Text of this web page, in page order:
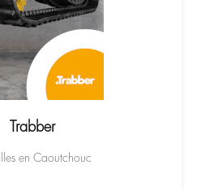
Trabber
en Caoutchouc